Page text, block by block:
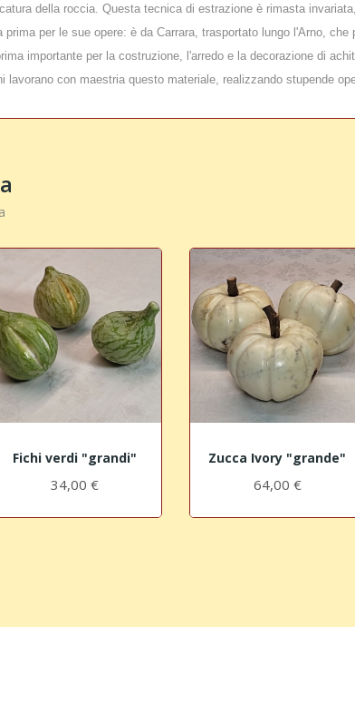
della roccia. Questa tecnica di estrazione è rimasta
per le sue opere: è da Carrara, trasportato lungo l'Arno,
importante per la costruzione, l'arredo e la decorazione di
con maestria questo materiale, realizzando stupende
Fichi verdi "grandi"
34,00 €
Zucca Ivory "grande"
64,00 €